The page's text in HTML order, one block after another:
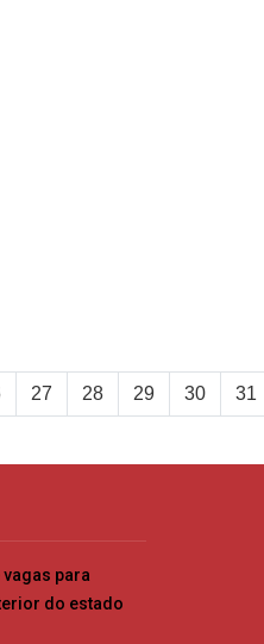
27 28 29 30 31
para
do estado